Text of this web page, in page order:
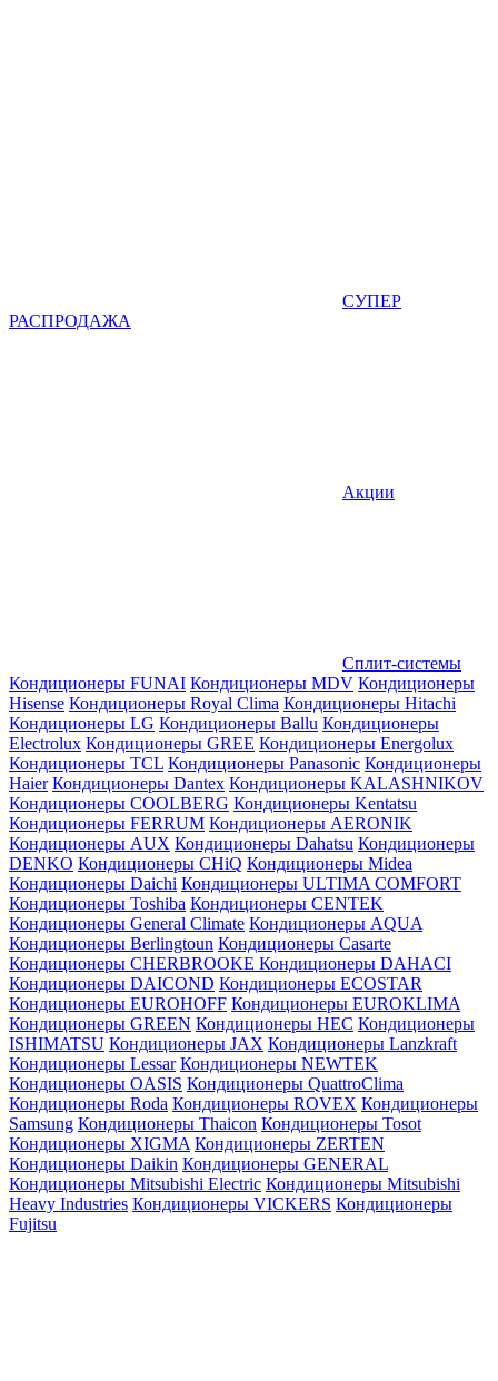
СУПЕР
РАСПРОДАЖА
Акции
Сплит-системы
Кондиционеры FUNAI Кондиционеры MDV Кондиционеры
Hisense Кондиционеры Royal Clima Кондиционеры Hitachi
Кондиционеры LG Кондиционеры Ballu Кондиционеры
Electrolux Кондиционеры GREE Кондиционеры Energolux
Кондиционеры TCL Кондиционеры Panasonic Кондиционеры
Haier Кондиционеры Dantex Кондиционеры KALASHNIKOV
Кондиционеры СOOLBERG Кондиционеры Kentatsu
Кондиционеры FERRUM Кондиционеры AERONIK
Кондиционеры AUX Кондиционеры Dahatsu Кондиционеры
DENKO Кондиционеры CHiQ Кондиционеры Midea
Кондиционеры Daichi Кондиционеры ULTIMA COMFORT
Кондиционеры Toshiba Кондиционеры CENTEK
Кондиционеры General Climate Кондиционеры AQUA
Кондиционеры Berlingtoun Кондиционеры Casarte
Кондиционеры CHERBROOKE Кондиционеры DAHACI
Кондиционеры DAICOND Кондиционеры ECOSTAR
Кондиционеры EUROHOFF Кондиционеры EUROKLIMA
Кондиционеры GREEN Кондиционеры HEC Кондиционеры
ISHIMATSU Кондиционеры JAX Кондиционеры Lanzkraft
Кондиционеры Lessar Кондиционеры NEWTEK
Кондиционеры OASIS Кондиционеры QuattroClima
Кондиционеры Roda Кондиционеры ROVEX Кондиционеры
Samsung Кондиционеры Thaicon Кондиционеры Tosot
Кондиционеры XIGMA Кондиционеры ZERTEN
Кондиционеры Daikin Кондиционеры GENERAL
Кондиционеры Mitsubishi Electric Кондиционеры Mitsubishi
Heavy Industries Кондиционеры VICKERS Кондиционеры
Fujitsu